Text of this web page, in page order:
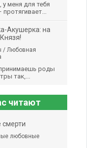
у меня для тебя
протягивает...
Акушерка: на
/ Любовная
роды
так,...
читают
смерти
любовные